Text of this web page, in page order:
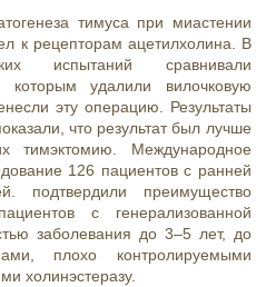
тимуса при миастении
к рецепторам ацетилхолина. В
испытаний сравнивали
которым удалили вилочковую
эту операцию. Результаты
что результат был лучше
тимэктомию. Международное
126 пациентов с ранней
подтвердили преимущество
с генерализованной
заболевания до 3–5 лет, до
плохо контролируемыми
холинэстеразу.